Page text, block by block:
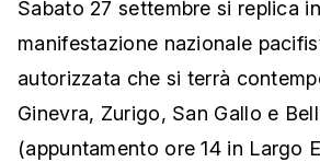
Sabato 27 settembre si replica
manifestazione nazionale
autorizzata che si terrà
Ginevra, Zurigo, San Gallo e
(appuntamento ore 14 in Largo